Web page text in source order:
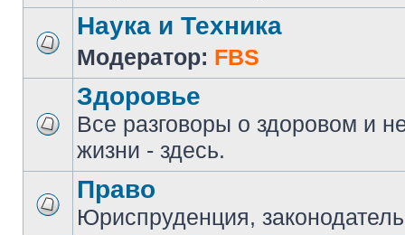
Наука и Техника
Модератор: FBS
Здоровье
Все разговоры о здоровом и
жизни - здесь.
Право
Юриспруденция,